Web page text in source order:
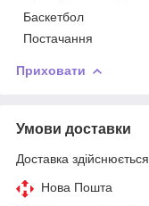
Баскетбол
Постачання
Приховати
Умови доставки
Доставка
Нова Пошта